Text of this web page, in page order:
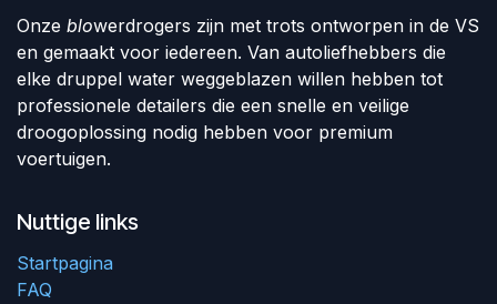
Onze blowerdrogers zijn met trots ontworpen in de VS
en gemaakt voor iedereen. Van autoliefhebbers die
elke druppel water weggeblazen willen hebben tot
professionele detailers die een snelle en veilige
droogoplossing nodig hebben voor premium
voertuigen.
Nuttige links
Startpagina
FAQ